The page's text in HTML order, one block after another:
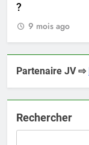
?
9 mois ago
Partenaire JV ⇨
Rechercher